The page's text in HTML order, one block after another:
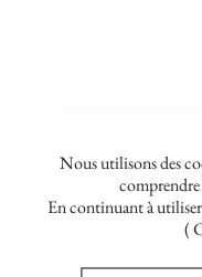
Nous utilisons des
En continuant à
(